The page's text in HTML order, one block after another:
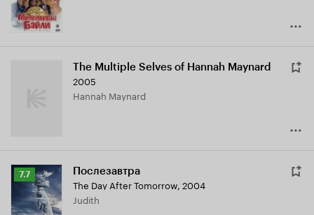
The Multiple Selves of Hannah Maynard
2005
Hannah Maynard
Рейтинг
Кинопоиска
7.7
7.7 Послезавтра
The Day After Tomorrow, 2004
Judith